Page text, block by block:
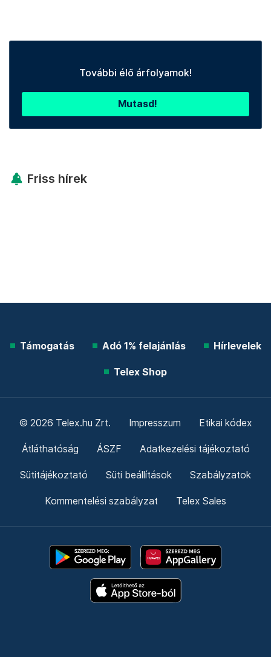
További élő árfolyamok!
Mutasd!
Friss hírek
Támogatás Adó 1% felajánlás Hírlevelek
Telex Shop
© 2026 Telex.hu Zrt. Impresszum Etikai kódex
Átláthatóság ÁSZF Adatkezelési tájékoztató
Sütitájékoztató Süti beállítások Szabályzatok
Kommentelési szabályzat Telex Sales